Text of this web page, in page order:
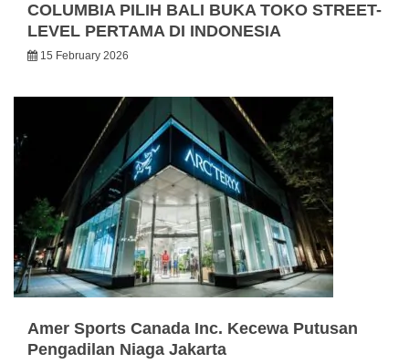
COLUMBIA PILIH BALI BUKA TOKO STREET-
LEVEL PERTAMA DI INDONESIA
15 February 2026
Amer Sports Canada Inc. Kecewa Putusan
Pengadilan Niaga Jakarta